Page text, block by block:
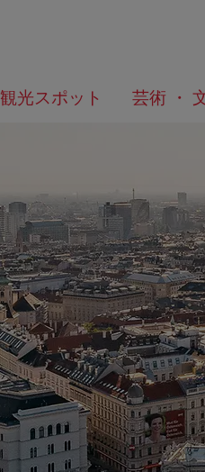
観光スポット 芸術 ・
何
を
か？